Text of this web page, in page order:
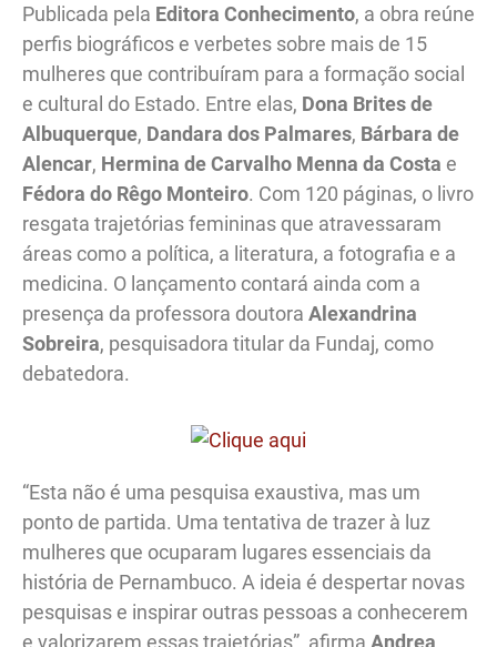
Publicada pela Editora Conhecimento, a obra reúne
perfis biográficos e verbetes sobre mais de 15
mulheres que contribuíram para a formação social
e cultural do Estado. Entre elas, Dona Brites de
Albuquerque, Dandara dos Palmares, Bárbara de
Alencar, Hermina de Carvalho Menna da Costa e
Fédora do Rêgo Monteiro. Com 120 páginas, o livro
resgata trajetórias femininas que atravessaram
áreas como a política, a literatura, a fotografia e a
medicina. O lançamento contará ainda com a
presença da professora doutora Alexandrina
Sobreira, pesquisadora titular da Fundaj, como
debatedora.
“Esta não é uma pesquisa exaustiva, mas um
ponto de partida. Uma tentativa de trazer à luz
mulheres que ocuparam lugares essenciais da
história de Pernambuco. A ideia é despertar novas
pesquisas e inspirar outras pessoas a conhecerem